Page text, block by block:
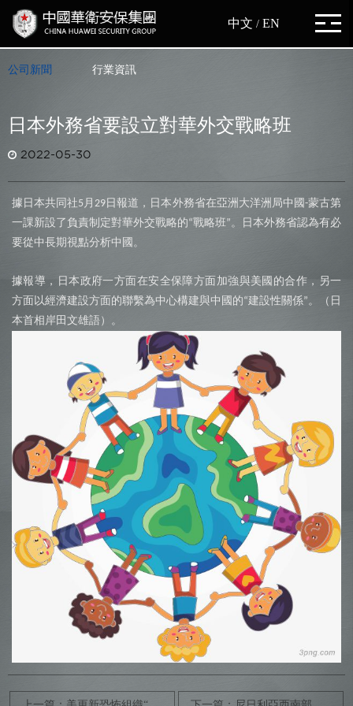
中文 / EN
公司新聞 行業資訊
日本外務省要設立對華外交戰略班
2022-05-30
據日本共同社5月29 日報道，日本外務省在亞洲大洋洲局中國-蒙古第
一課新設了負責制定對華外交戰略的“戰略班”。日本外務省認為有必
要從中長期視點分析中國。
據報導，日本政府一方面在安全保障方面加強與美國的合作，另一
方面以經濟建設方面的聯繫為中心構建與中國的“建設性關係”。（日
本首相岸田文雄語）。